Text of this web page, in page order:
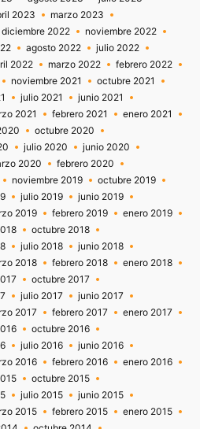
2023
marzo 2023
diciembre 2022
noviembre 2022
agosto 2022
julio 2022
2022 marzo 2022
febrero 2022
noviembre 2021
octubre 2021
julio 2021
junio 2021
2021 febrero 2021
enero 2021
octubre 2020
julio 2020
junio 2020
2020
febrero 2020
noviembre 2019
octubre 2019
julio 2019
junio 2019
2019 febrero 2019
enero 2019
octubre 2018
julio 2018
junio 2018
2018 febrero 2018
enero 2018
octubre 2017
julio 2017
junio 2017
2017 febrero 2017
enero 2017
octubre 2016
julio 2016
junio 2016
2016 febrero 2016
enero 2016
octubre 2015
julio 2015
junio 2015
2015 febrero 2015
enero 2015